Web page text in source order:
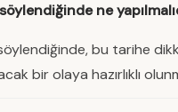
ne
bu tarihe
bir olaya hazırlıklı